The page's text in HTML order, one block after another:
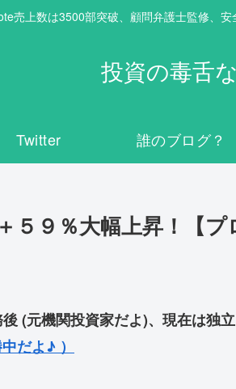
売上数は3500部突破、顧問弁護士監修、
投資の毒舌
Twitter 誰のブログ？
９％大幅上昇！【プ
(元機関投資家だよ)、現在は独
だよ♪ ）